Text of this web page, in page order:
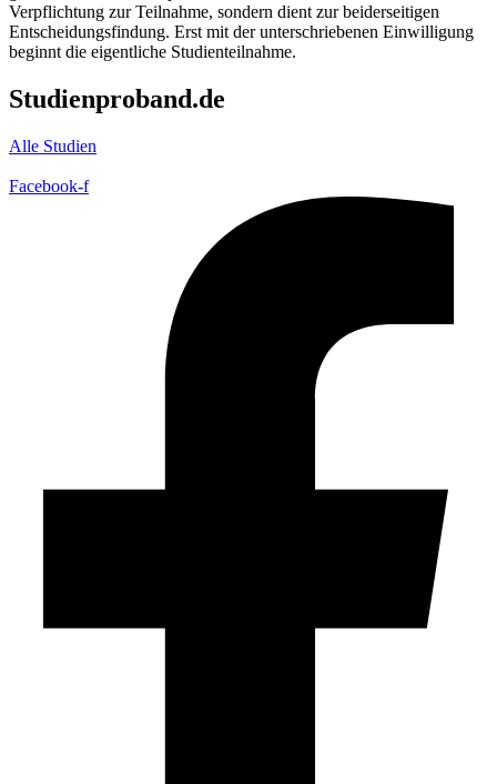
Verpflichtung zur Teilnahme, sondern dient zur beiderseitigen
Entscheidungsfindung. Erst mit der unterschriebenen Einwilligung
beginnt die eigentliche Studienteilnahme.
Studienproband.de
Alle Studien
Facebook-f